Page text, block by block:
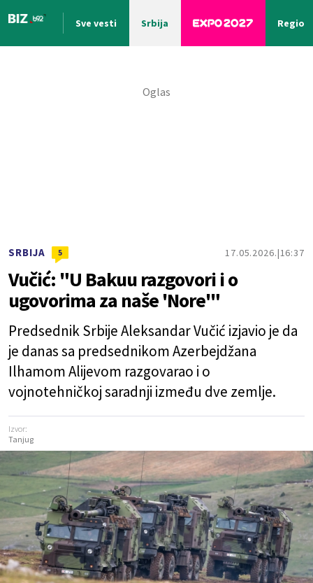
Sve vesti Srbija Region
SRBIJA 5 17.05.2026. 16:37
Vučić: "U Bakuu razgovori i o
ugovorima za naše 'Nore'"
Predsednik Srbije Aleksandar Vučić izjavio je da
je danas sa predsednikom Azerbejdžana
Ilhamom Alijevom razgovarao i o
vojnotehničkoj saradnji između dve zemlje.
Izvor:
Tanjug